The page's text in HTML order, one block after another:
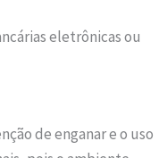
eletrônicas ou
de enganar e o uso